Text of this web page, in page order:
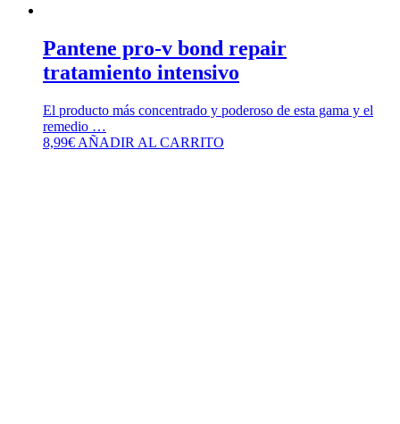
Pantene pro-v bond repair
tratamiento intensivo
El producto más concentrado y poderoso de esta gama y el
remedio …
8,99€ AÑADIR AL CARRITO